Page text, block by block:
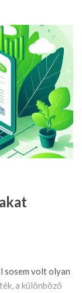
sosem volt olyan
a különböző